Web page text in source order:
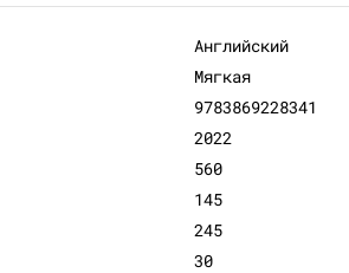
Английский
Мягкая
9783869228341
2022
560
145
245
30